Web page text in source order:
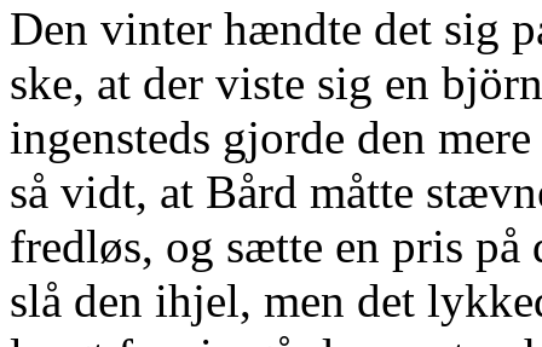
Den vinter hændte det sig
ske, at der viste sig en
ingensteds gjorde den
så vidt, at Bård måtte
fredløs, og sætte en pris på
slå den ihjel, men det